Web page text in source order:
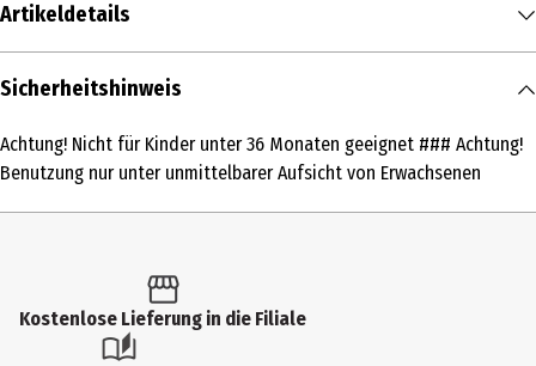
Artikeldetails
Inhalt
Produkttyp
Artikelnummer des Herstellers
Sicherheitshinweis
Achtung! Nicht für Kinder unter 36 Monaten geeignet ### Achtung!
Benutzung nur unter unmittelbarer Aufsicht von Erwachsenen
Kostenlose Lieferung in die Filiale